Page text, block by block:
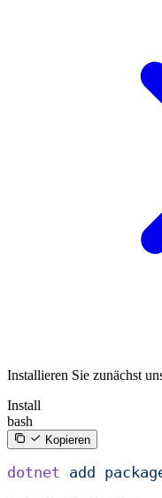
Installieren Sie zunächst
Install
bash
Kopieren
dotnet add